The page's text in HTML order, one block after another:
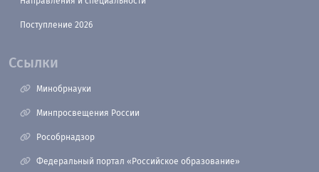
Поступление 2026
Ссылки
Минобрнауки
Минпросвещения России
Рособрнадзор
Федеральный портал «Российское образование»